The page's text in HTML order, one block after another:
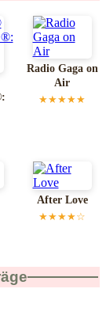
Radio Gaga on
Air
★★★★★
After Love
★★★★☆